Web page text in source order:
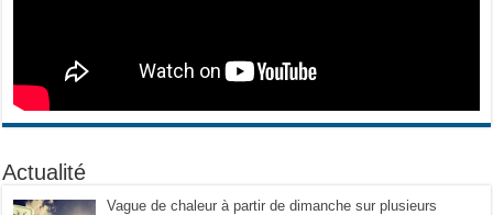
Actualité
Vague de chaleur à partir de dimanche sur plusieurs